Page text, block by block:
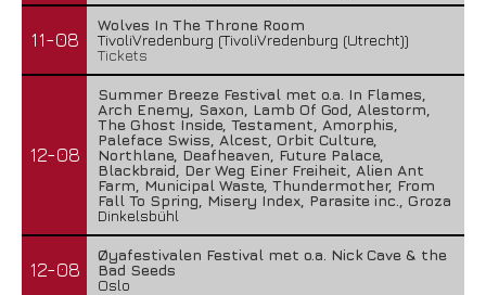
11-08
Wolves In The Throne Room
TivoliVredenburg (TivoliVredenburg (Utrecht))
Tickets
12-08
Summer Breeze Festival met o.a. In Flames,
Arch Enemy, Saxon, Lamb Of God, Alestorm,
The Ghost Inside, Testament, Amorphis,
Paleface Swiss, Alcest, Orbit Culture,
Northlane, Deafheaven, Future Palace,
Blackbraid, Der Weg Einer Freiheit, Alien Ant
Farm, Municipal Waste, Thundermother, From
Fall To Spring, Misery Index, Parasite inc., Groza
Dinkelsbühl
12-08
Øyafestivalen Festival met o.a. Nick Cave & the
Bad Seeds
Oslo